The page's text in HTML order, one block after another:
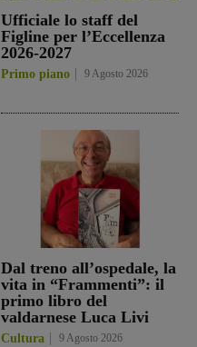
Ufficiale lo staff del
Figline per l’Eccellenza
2026-2027
Primo piano 9 Agosto 2026
Dal treno all’ospedale, la
vita in “Frammenti”: il
primo libro del
valdarnese Luca Livi
Cultura 9 Agosto 2026